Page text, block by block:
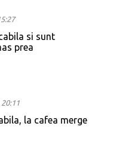
si sunt
prea
la cafea merge